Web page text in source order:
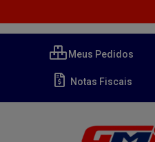
Meus Pedidos
Notas Fiscais